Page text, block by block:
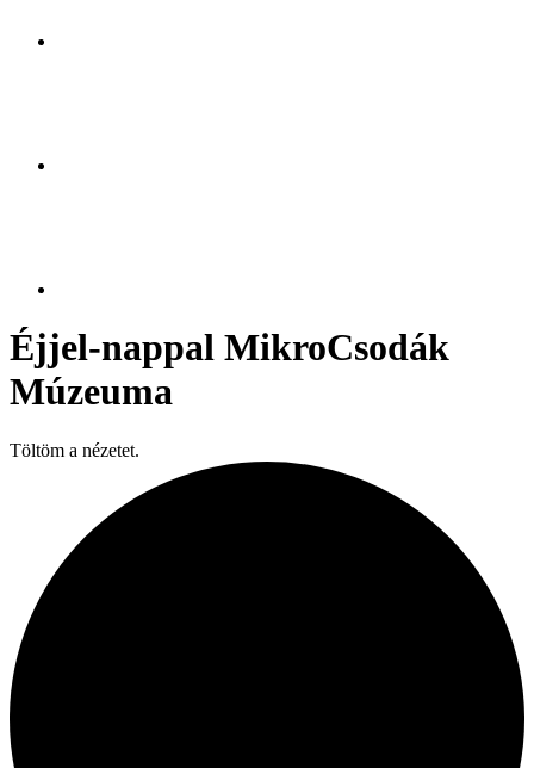
Éjjel-nappal MikroCsodák
Múzeuma
Töltöm a nézetet.